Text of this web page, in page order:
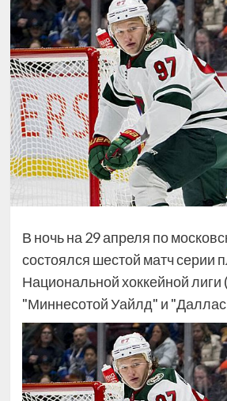
В ночь на 29 апреля по
состоялся шестой матч серии
Национальной хоккейной
"Миннесотой Уайлд" и "Даллас